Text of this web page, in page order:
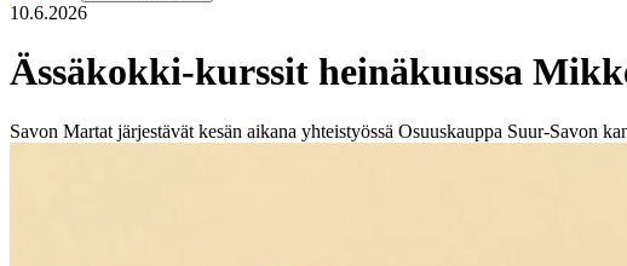
10.6.2026
Ässäkokki-kurssit heinäkuussa
Savon Martat järjestävät kesän aikana yhteistyössä Osuuskauppa Suur-Savon